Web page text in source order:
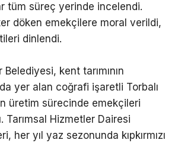
tüm süreç yerinde incelendi.
ter döken emekçilere moral verildi,
dinlendi.
kent tarımının
yer alan coğrafi işaretli Torbalı
üretim sürecinde emekçileri
Tarımsal Hizmetler Dairesi
her yıl yaz sezonunda kıpkırmızı